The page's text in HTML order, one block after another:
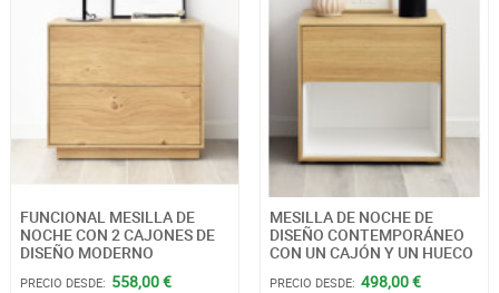
FUNCIONAL MESILLA DE
NOCHE CON 2 CAJONES DE
DISEÑO MODERNO
PRECIO DESDE: 558,00 €
MESILLA DE NOCHE DE
DISEÑO CONTEMPORÁNEO
CON UN CAJÓN Y UN HUECO
PRECIO DESDE: 498,00 €